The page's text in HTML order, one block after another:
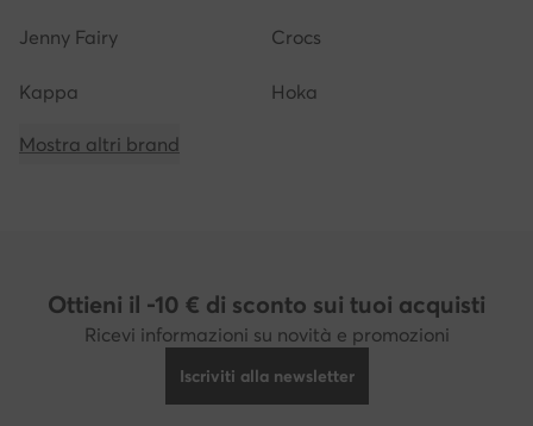
Jenny Fairy Crocs
Kappa Hoka
Mostra altri brand
Ottieni il -10 € di sconto sui tuoi acquisti
Ricevi informazioni su novità e promozioni
Iscriviti alla newsletter